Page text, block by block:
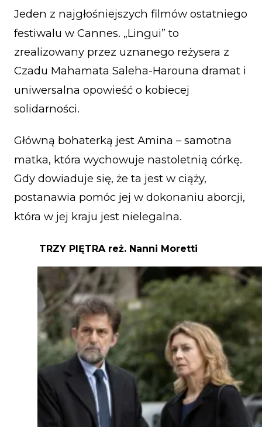
Jeden z najgłośniejszych filmów ostatniego
festiwalu w Cannes. „Lingui” to
zrealizowany przez uznanego reżysera z
Czadu Mahamata Saleha-Harouna dramat i
uniwersalna opowieść o kobiecej
solidarności.
Główną bohaterką jest Amina – samotna
matka, która wychowuje nastoletnią córkę.
Gdy dowiaduje się, że ta jest w ciąży,
postanawia pomóc jej w dokonaniu aborcji,
która w jej kraju jest nielegalna.
TRZY PIĘTRAreż. Nanni Moretti